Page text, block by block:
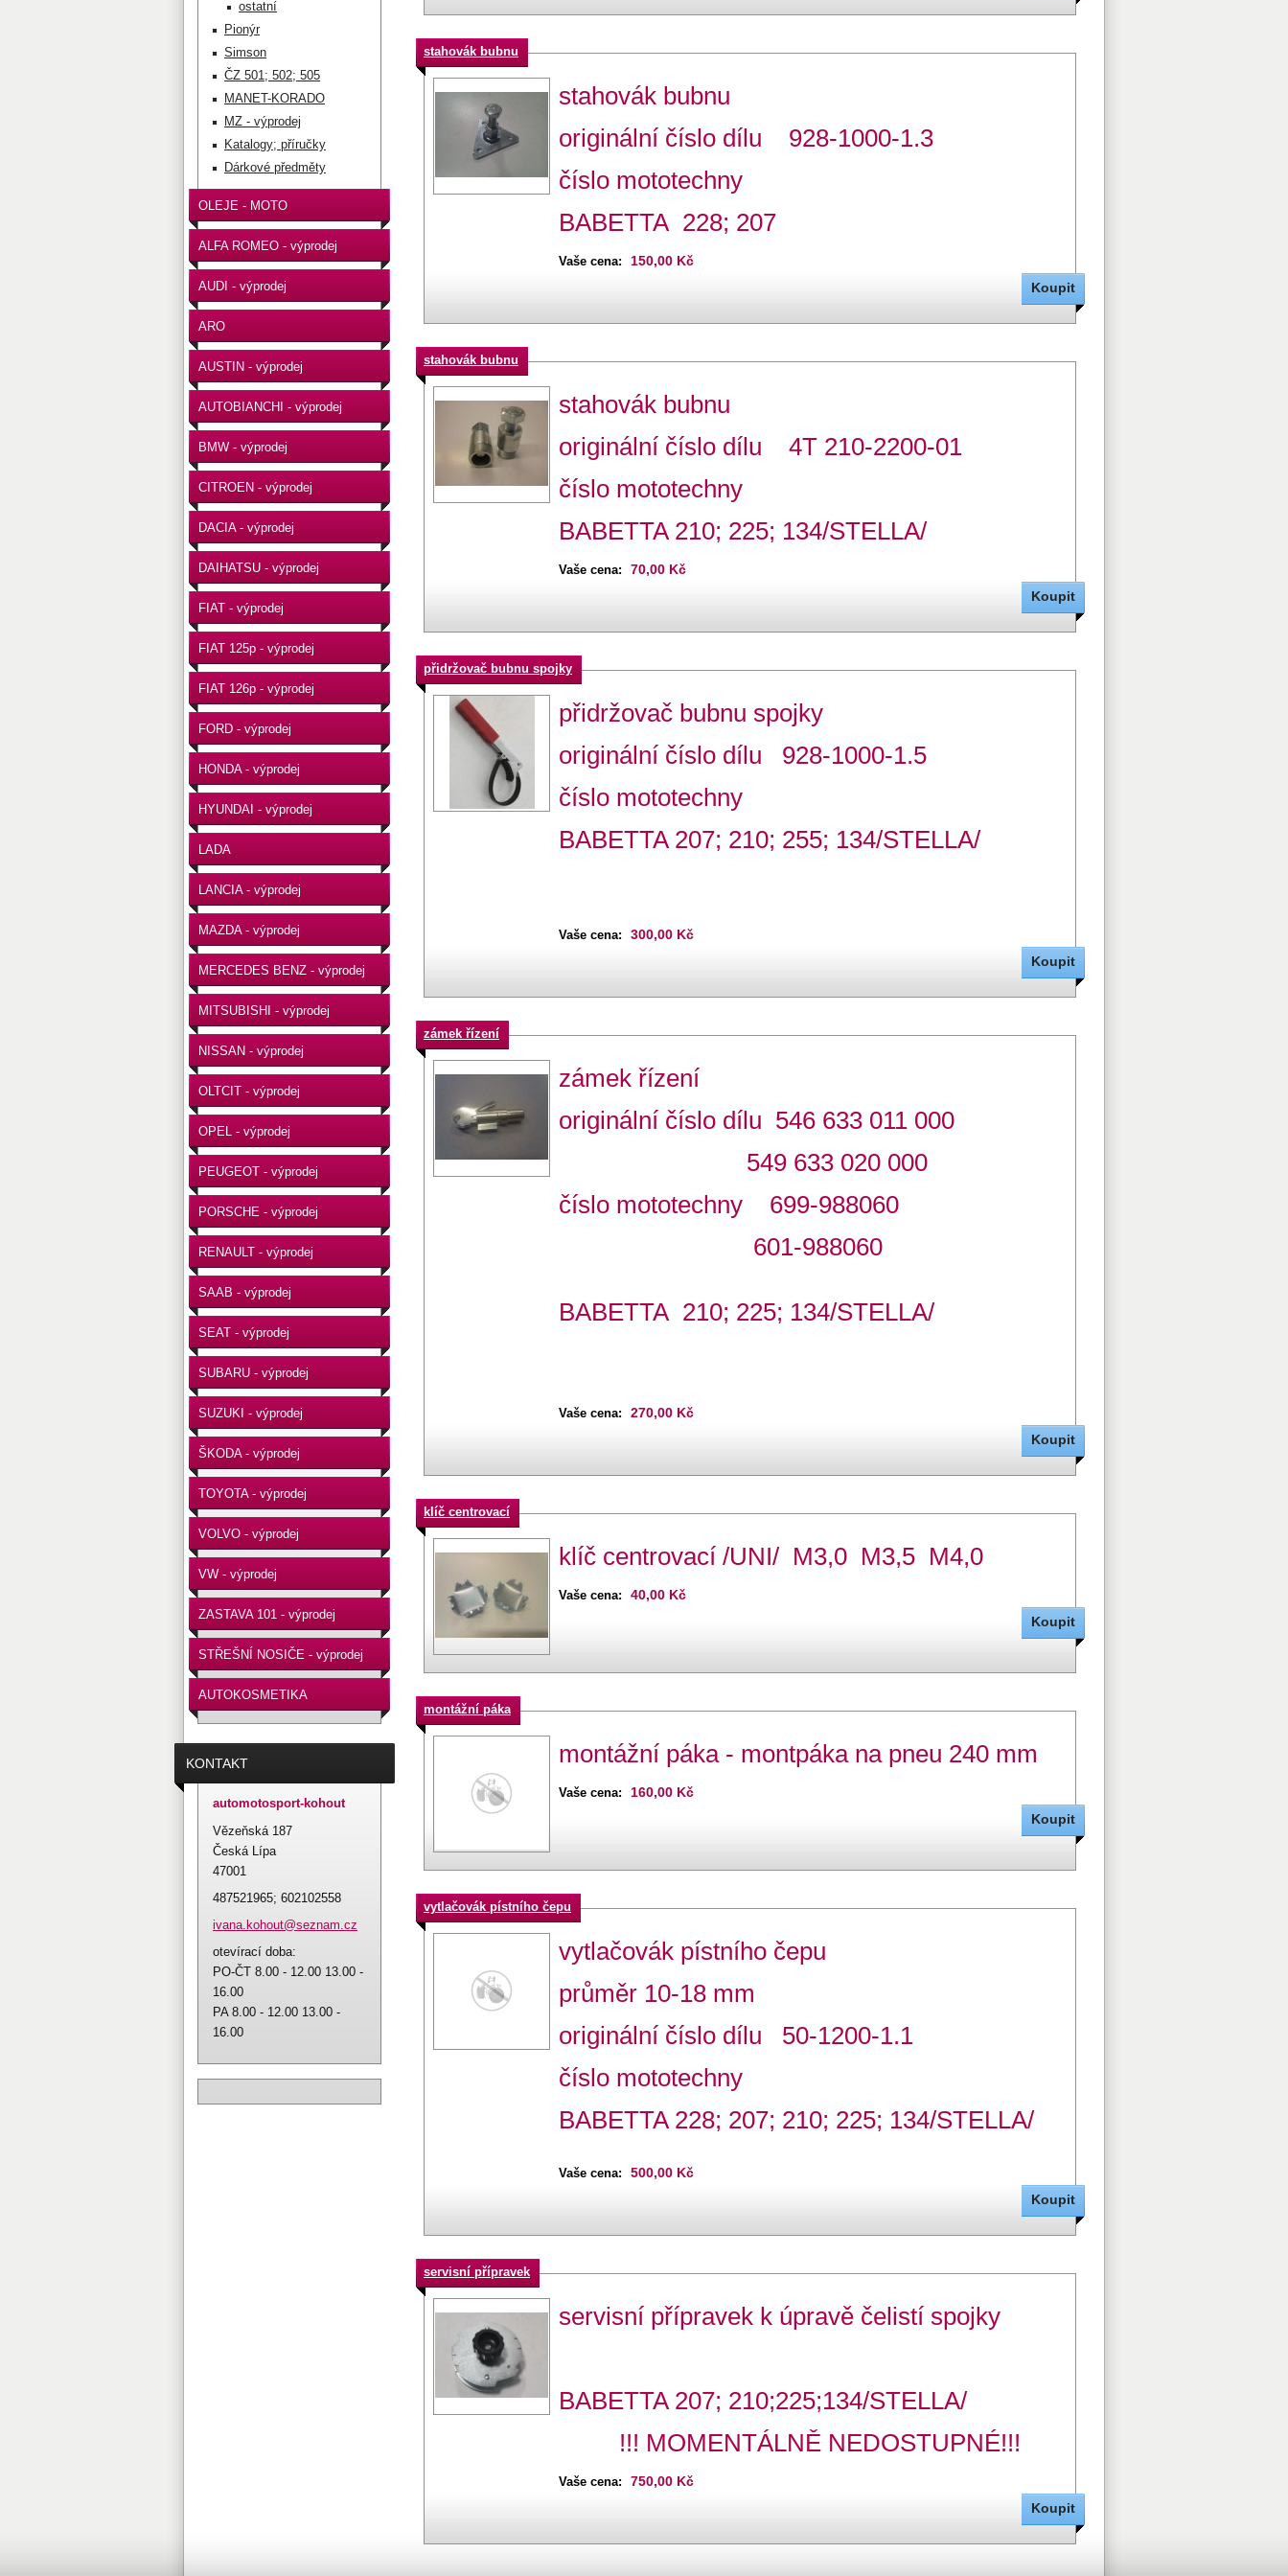
stahovák bubnu
stahovák bubnu
originální číslo dílu 928-1000-1.3
číslo mototechny
BABETTA 228; 207
Vaše cena: 150,00 Kč
stahovák bubnu
stahovák bubnu
originální číslo dílu 4T 210-2200-01
číslo mototechny
BABETTA 210; 225; 134/STELLA/
Vaše cena: 70,00 Kč
přidržovač bubnu spojky
přidržovač bubnu spojky
originální číslo dílu 928-1000-1.5
číslo mototechny
BABETTA 207; 210; 255; 134/STELLA/
Vaše cena: 300,00 Kč
zámek řízení
zámek řízení
originální číslo dílu 546 633 011 000
549 633 020 000
číslo mototechny 699-988060
601-988060
BABETTA 210; 225; 134/STELLA/
Vaše cena: 270,00 Kč
klíč centrovací
klíč centrovací /UNI/ M3,0 M3,5 M4,0
Vaše cena: 40,00 Kč
montážní páka
montážní páka - montpáka na pneu 240 mm
Vaše cena: 160,00 Kč
vytlačovák pístního čepu
vytlačovák pístního čepu
průměr 10-18 mm
originální číslo dílu 50-1200-1.1
číslo mototechny
BABETTA 228; 207; 210; 225; 134/STELLA/
Vaše cena: 500,00 Kč
servisní přípravek
servisní přípravek k úpravě čelistí spojky
BABETTA 207; 210;225;134/STELLA/
!!! MOMENTÁLNĚ NEDOSTUPNÉ!!!
Vaše cena: 750,00 Kč
ostatní
Pionýr
Simson
ČZ 501; 502; 505
MANET-KORADO
MZ - výprodej
Katalogy; příručky
Dárkové předměty
OLEJE - MOTO
ALFA ROMEO - výprodej
AUDI - výprodej
ARO
AUSTIN - výprodej
AUTOBIANCHI - výprodej
BMW - výprodej
CITROEN - výprodej
DACIA - výprodej
DAIHATSU - výprodej
FIAT - výprodej
FIAT 125p - výprodej
FIAT 126p - výprodej
FORD - výprodej
HONDA - výprodej
HYUNDAI - výprodej
LADA
LANCIA - výprodej
MAZDA - výprodej
MERCEDES BENZ - výprodej
MITSUBISHI - výprodej
NISSAN - výprodej
OLTCIT - výprodej
OPEL - výprodej
PEUGEOT - výprodej
PORSCHE - výprodej
RENAULT - výprodej
SAAB - výprodej
SEAT - výprodej
SUBARU - výprodej
SUZUKI - výprodej
ŠKODA - výprodej
TOYOTA - výprodej
VOLVO - výprodej
VW - výprodej
ZASTAVA 101 - výprodej
STŘEŠNÍ NOSIČE - výprodej
AUTOKOSMETIKA
KONTAKT
automotosport-kohout
Vězeňská 187
Česká Lípa
47001
487521965; 602102558
ivana.kohout@seznam.cz
otevírací doba:
PO-ČT 8.00 - 12.00 13.00 -
16.00
PA 8.00 - 12.00 13.00 -
16.00